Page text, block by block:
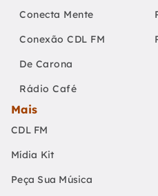
Conecta Mente
Conexão CDL FM
De Carona
Rádio Café
Mais
CDL FM
Mídia Kit
Peça Sua Música